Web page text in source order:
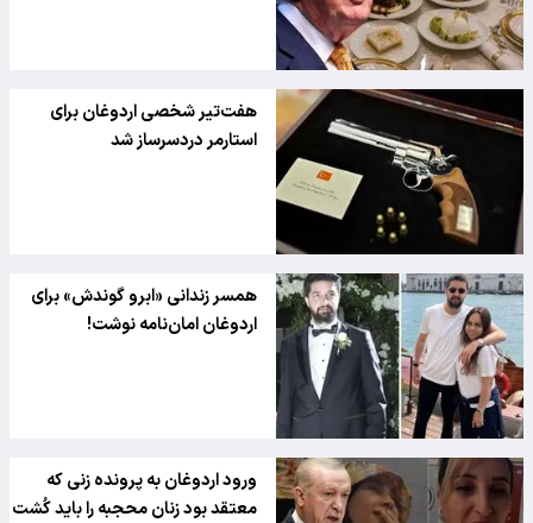
هفت‌تیر شخصی اردوغان برای
استارمر دردسرساز شد
همسر زندانی «ابرو گوندش» برای
اردوغان امان‌نامه نوشت!
ورود اردوغان به پرونده زنی که
معتقد بود زنان محجبه را باید کُشت